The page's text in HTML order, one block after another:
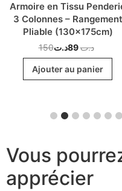
Armoire en Tissu
3 Colonnes – Rangement
Pliable (130x175cm)
150 د.ت89د.ت
Ajouter au panier
Vous
apprécier